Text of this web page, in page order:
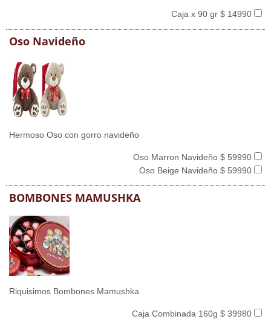
Caja x 90 gr $ 14990
Oso Navideño
Hermoso Oso con gorro navideño
Oso Marron Navideño $ 59990
Oso Beige Navideño $ 59990
BOMBONES MAMUSHKA
Riquisimos Bombones Mamushka
Caja Combinada 160g $ 39980